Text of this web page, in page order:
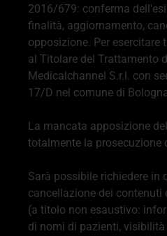
2016/679: conferma
finalità, aggiornamento,
opposizione. Per
al Titolare del Trattamento
Medicalchannel S.r.l. con
17/D nel comune di
La mancata apposizione
totalmente la prosecuzione
Sarà possibile richiedere in
cancellazione dei
(a titolo non esaustivo:
di nomi di pazienti,